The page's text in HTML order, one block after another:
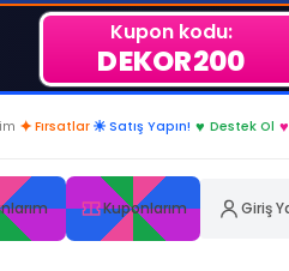
Kupon kodu:
DEKOR200
✦ Fırsatlar ☀ Satış Yapın! ♥ Destek Ol ♥
Kuponlarım Giriş